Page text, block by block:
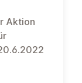
Aktion